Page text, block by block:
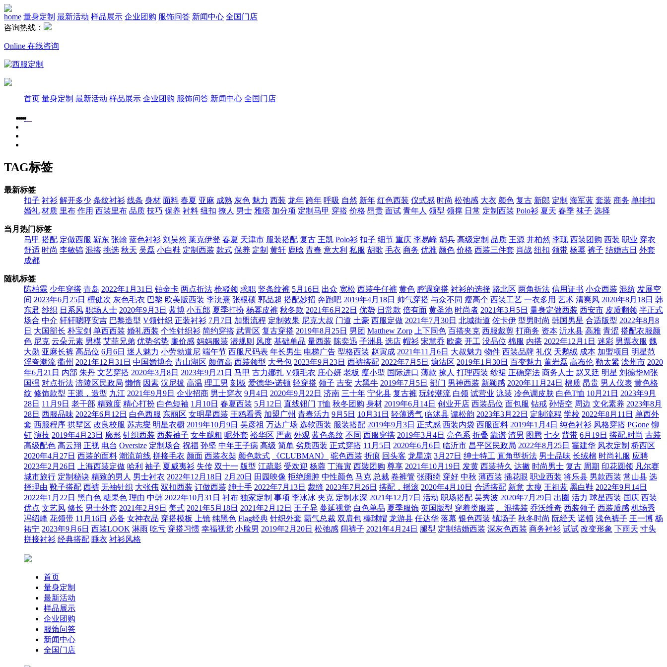
home 量身定制 最新活动 样品展示 企业团购 服饰问答 新闻中心 全国门店
咨询热线：
Online 在线咨询
首页 量身定制 最新活动 样品展示 企业团购 服饰问答 新闻中心 全国门店
TAG标签
最新标签
扣子 衬衫 解开多少 条纹衬衫 线条 身材 面料 春夏 亚麻 成熟 灰色 魅力 西装 龙年 跨年 呼吸 自然 新年 红色西装 仪式感 时尚 松弛感 大衣 颜色 复古 新郎 定制 海军蓝 套装 商务 单排扣
婚礼 材质 里布 作用 西装里布 品质 技巧 保养 衬料 纽扣 撩人 男士 雅痞 加分项 定制马甲 穿搭 价格 昂贵 面试 青年人 领型 领撑 日常 定制西装 Polo衫 夏天 春季 袜子 选择
当月热门标签
马甲 搭配 定做西服 靳东 张翰 蓝色衬衫 刘昊然 莱克伊登 春夏 天津市 服装搭配 复古 王凯 Polo衫 扣子 细节 重庆 李易峰 胡兵 高级定制 品质 王源 井柏然 李现 西装团购 西装 职业 穿衣
舒适 时尚 李敏镐 混搭 挑选 秋天 吴磊 小白鞋 定制西装 款式 保养 定制 黄轩 鹿晗 青春 意大利 私服 胡歌 毛衣 商务 优雅 颜色 价格 西装三件套 肖战 纽扣 领带 杨幂 裤子 结婚吉日 外套
成都
随机标签
陈柏霖 少年穿搭 青岛 2022年1月31日 铂金卡 两点折法 枪驳领 求职 竖条纹裤 5月16日 出众 宽松 西装牛仔裤 黄色 腔调穿搭 衬衫的选择 路北区 两角折法 信用证书 小众西装 混纺 发展空
间 2023年6月25日 檀健次 灰色毛衣 巴黎 欧美版西装 李沇熹 张根硕 郭品超 搭配妙招 奔跑吧 2019年4月18日 帅气穿搭 与众不同 瘦高个 西装工艺 一衣多用 艺术 清爽风 2020年8月18日 韩
东君 纱织 日系风 职场人士 2020年9月3日 蓝博 小五郎 夏季打扮 杨幂皮裤 秋冬款 2021年6月22日 优势 日常款 倍有面 黄圣池 时尚者 2021年3月5日 量身定做西装 西安市 皮质翻领 半正式
场合 中介 轩轩嗯哼安吉 巴黎造型 V领针织 正装衬衫 7月7日 加盟流程 定制效果 尼克大叔 门道 土豪 西服定做 2021年7月30日 北城街道 佐卡伊 型男时尚 韩国男星 合适版型 2022年8月8
日 大国部长 朴宝剑 单西西装 婚礼西装 个性针织衫 简约穿搭 武青区 复古穿搭 2019年8月25日 男团 Matthew Zorp 上下同色 百搭夹克 西服裁剪 打商务 资本 沂水县 高雅 青涩 搭配衣服颜
色 尼克 云朵元素 男模 艾菲兄弟 优势劣势 廉价感 妈妈服装 潜规则 风度 基础单品 量西装 陈奕迅 子洲县 选店 帽衫 宋慧乔 欧豪 开工 没品位 棉服 内搭 2022年12月1日 迷彩 男票衣服 魏
大勋 亚麻长裤 高品位 6月6日 迷人魅力 小劳勃道尼 端午节 西服尺码表 年长男生 电梯广告 型格西装 赵寅成 2021年11月6日 大叔魅力 物件 西装品牌 礼仪 天鹅绒 成本 加盟项目 明星范
浮夸潮流 衢州 2021年12月31日 中国婚博会 青山湖区 颜值高 西装领型 大号包 2023年9月23日 西裤搭配 2022年7月5日 塘沽区 2019年1月30日 百变魅力 董岩磊 高布伦 勒太紧 滦州市 2020
年6月21日 内部 朱丹 文艺穿搭 2020年3月8日 2023年9月21日 马甲 古力娜扎 V领毛衣 庄心妍 老板 瘦小型 国际进口 薄款 撩人 打理西装 纱裙 正确穿法 商务人士 赵又廷 明星 刘德华M张
国强 对点折法 涪陵区民政局 懒惰 因素 汉尼拔 高温 理工男 刻板 爱德华•诺顿 轻穿搭 领子 吉安 大黑牛 2019年7月5日 部门 男神西装 新颖感 2020年11月24日 棉质 昂贵 男人仪表 黄色格
纹 修饰款型 王源，造型 九江 2021年9月9日 企业招商 男士穿衣 9月4日 2020年9月22日 济南 三十年 宁化县 复古裤 玩转潮流 白领 试营业 泳装 冷色调皮肤 白色T恤 10月21日 2023年9月
28日 11月9日 老干部 精致度 精心打扮 白色短袖 1月10日 春夏西装 5月12日 直线钮门 T恤 秋冬团购 身材 2019年6月14日 创业开店 西装品位 面包服 钻戒 孙悟空 周边 文化素养 2023年8月
28日 西服品味 2022年6月12日 白色西服 东丽区 女明星西装 王鸥看秀 加盟广州 青春活力 9月5日 10月31日 轻薄透气 临沭县 谭松韵 2023年3月22日 定制流程 学校 2022年8月11日 单西外
套 西服程序 拱墅区 改良校服 苏志燮 明星衣橱 2019年10月9日 吴彦祖 万达广场 选软西装 服装搭配 2019年9月3日 正式感 西装内袋 西服面料 2019年1月4日 纯色衬衫 风格穿搭 PGone 铆
钉 演技 2019年4月23日 廓形 针织西装 西装袖子 女生腿粗 呢外套 裕华区 严肃 外观 蓝色条纹 不同 西服穿搭 2019年3月4日 亮色系 折叠 靠谱 渣男 图腾 七夕 背带 6月19日 搭配.时尚 古装
高级配色 高云翔 正视 电台 Oversize 定制场合 祝福 孙坚 中年王子病 高级 简单 劣质西装 正式穿搭 11月5日 2020年6月6日 临沂市 昌平区民政局 2022年8月25日 霍建华 风衣定制 桥西区
2020年4月27日 西装的面料 潮流前线 拼接毛衣 颜面 西装衣架 颜色款式 《CLUBMAN》 驼色西装 折痕 回头客 龙星凉 3月27日 绅士特工 直角型折法 男士品味 长绒棉 时尚礼服 应聘
2023年2月26日
上海西装定做 哈利 袖子 夏威夷衫 失传 双十一 版型 江疏影 受欢迎 杨蓉 丁海寅 西裝团购 尊享 2021年10月19日 发黄 西装持久 达撇 时尚男士 复古 周期 印花圆领 凡尔赛
城市旅行 定制秘诀 精致的男人 男士衬衣 2022年12月18日 2月20日 田园映像 拒绝臃肿 中性颜色 马克 总裁 卷裤管 张雨绮 穿好 中秋 薄西装 插花眼 职业西装 将乐县 男款西装 常山县 选
择理由 靴子搭配 西裤 无袖针织 大张伟 双扣西装 订做西装 绅士手 2022年7月13日 裁缝 2023年7月26日 搭配，摇滚 2020年4月10日 合适搭配 新意 太瘦 王祖蓝 黑白鞋 2022年9月14日
2022年1月22日 黑白色 糖果色 理由 中韩 2022年10月31日 衬布 独家定制 事项 李冰冰 夹克 定制水深 2021年12月7日 活动 职场搭配 吴秀波 2020年7月29日 出圈 活力 球星西装 国庆 西装
优点 文艺风 修长 男士外套 2021年2月9日 美式 2021年5月18日 2021年2月12日 王子异 蔓延视觉 白色单品 夏季服饰 英国版型 穿着类服装 、混搭装 乔沃维奇 西装领子 西装质感 机场秀
冯绍峰 花领带 11月16日 必备 女神衣品 穿搭模板 上镜 纯黑色 Flag经典 针织外套 霸气总裁 双肩包 棒球帽 龙游县 任达华 落幕 银色西装 镇场子 秋冬时尚 阮经天 诺顿 浅色裤子 王一博 杨
祐宁 2023年9月6日 西装LOOK 淋雨 吃亏 穿搭习惯 幸福视觉 小脸男 2019年2月20日 松弛感 阔裤子 2021年4月24日 腿型 定制结婚西装 深灰色西装 商务衬衫 试试 改变形象 下雨天 寸头
拼接衬衫 经典搭配 睡衣 衬衫风格
首页
量身定制
最新活动
样品展示
企业团购
服饰问答
新闻中心
全国门店